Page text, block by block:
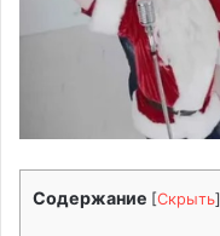
Содержание [Скрыть]